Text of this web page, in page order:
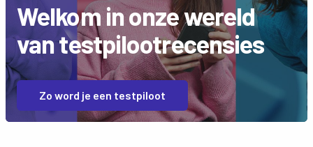
Welkom in onze wereld
van testpilootrecensies
Zo word je een testpiloot